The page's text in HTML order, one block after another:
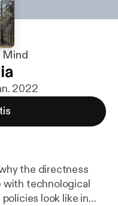
Mind
2022
the directness
with technological
look like in